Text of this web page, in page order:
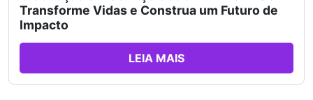
Transforme Vidas e Construa um Futuro de
Impacto
LEIA MAIS